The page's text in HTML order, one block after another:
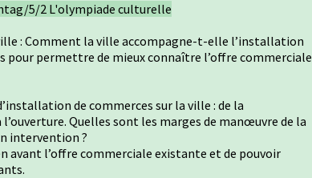
5/2 L'olympiade culturelle
: Comment la ville accompagne-t-elle l’installation
pour permettre de mieux connaître l’offre commerciale
de commerces sur la ville : de la
Quelles sont les marges de manœuvre de la
intervention ?
avant l’offre commerciale existante et de pouvoir